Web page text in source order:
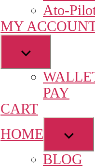
Ato-
MY
Show
sub
menu
PAY
CART
HOME
Show
sub
BLOG